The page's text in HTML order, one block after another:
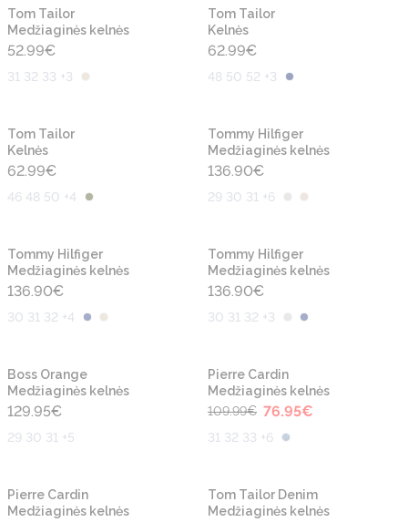
Tom Tailor
Medžiaginės kelnės
52.99€
31 32 33 +3
Tom Tailor
Kelnės
62.99€
48 50 52 +3
Tom Tailor
Kelnės
62.99€
46 48 50 +4
Tommy Hilfiger
Medžiaginės kelnės
136.90€
29 30 31 +6
Tommy Hilfiger
Medžiaginės kelnės
136.90€
30 31 32 +4
Tommy Hilfiger
Medžiaginės kelnės
136.90€
30 31 32 +3
Boss Orange
Medžiaginės kelnės
129.95€
29 30 31 +5
-30%
Pierre Cardin
Medžiaginės kelnės
109.99€ 76.95€
31 32 33 +6
-30%
Pierre Cardin
Medžiaginės kelnės
-30%
Tom Tailor Denim
Medžiaginės kelnės